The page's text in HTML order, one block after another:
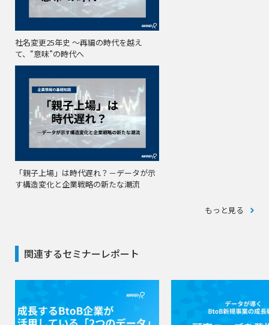
社名変更25年史 ～再編の時代を越え
て、“意味”の時代へ
「親子上場」は時代遅れ？－データが示
す構造変化と企業戦略の新たな潮流
もっと見る
関連するセミナーレポート